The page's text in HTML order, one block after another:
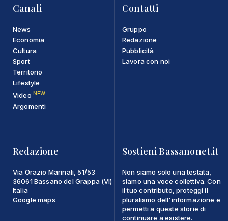
Canali
News
Economia
Cultura
Sport
Territorio
Lifestyle
Video NEW
Argomenti
Contatti
Gruppo
Redazione
Pubblicità
Lavora con noi
Redazione
Via Orazio Marinali, 51/53
36061 Bassano del Grappa (VI)
Italia
Google maps
Sostieni Bassanonet.it
Non siamo solo una testata,
siamo una voce collettiva. Con
il tuo contributo, proteggi il
pluralismo dell'informazione e
permetti a queste storie di
continuare a esistere.